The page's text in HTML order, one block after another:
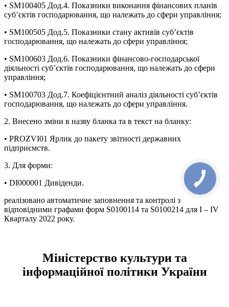
• SM100405 Дод.4. Показники виконання фінансових планів
суб’єктів господарювання, що належать до сфери управління;
• SM100505 Дод.5. Показники стану активів суб’єктів
господарювання, що належать до сфери управління;
• SM100603 Дод.6. Показники фінансово-господарської
діяльності суб’єктів господарювання, що належать до сфери
управління;
• SM100703 Дод.7. Коефіцієнтний аналіз діяльності суб’єктів
господарювання, що належать до сфери управління.
2. Внесено зміни в назву бланка та в текст на бланку:
• PROZVI01 Ярлик до пакету звітності державних
підприємств.
3. Для форми:
• DI000001 Дивіденди.
реалізовано автоматичне заповнення та контролі з
відповідними графами форм S0100114 та S0100214 для І – IV
Кварталу 2022 року.
Міністерство культури та
інформаційної політики України